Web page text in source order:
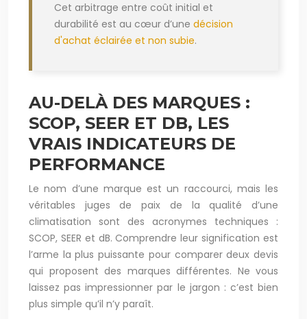
Cet arbitrage entre coût initial et
durabilité est au cœur d’une décision
d'achat éclairée et non subie.
AU-DELÀ DES MARQUES :
SCOP, SEER ET DB, LES
VRAIS INDICATEURS DE
PERFORMANCE
Le nom d’une marque est un raccourci, mais les
véritables juges de paix de la qualité d’une
climatisation sont des acronymes techniques :
SCOP, SEER et dB. Comprendre leur signification est
l’arme la plus puissante pour comparer deux devis
qui proposent des marques différentes. Ne vous
laissez pas impressionner par le jargon : c’est bien
plus simple qu’il n’y paraît.